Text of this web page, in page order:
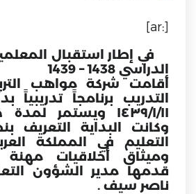
[:ar]
في إطار استقبال
الدراسي 1438 – 1439
أقامت شركة مواهب
التدريب برنامجاً تدريبياً
١٤٣٩/١/١١ ويستمر
وكانت البداية التعريف
التعليم في المملكة
وميثاق أخلاقيات مهنة
قدمها مدير الشؤون
ناصر سيف .